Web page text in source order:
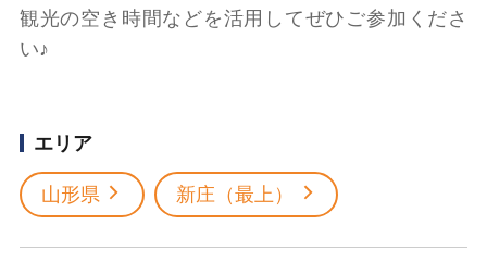
観光の空き時間などを活用してぜひご参加くださ
い♪
エリア
山形県 新庄（最上）